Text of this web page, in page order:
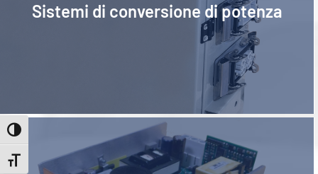
Attiva/disattiva alto contrasto
Attiva/disattiva dimensione testo
Sistemi di conversione di potenza
Power supply units